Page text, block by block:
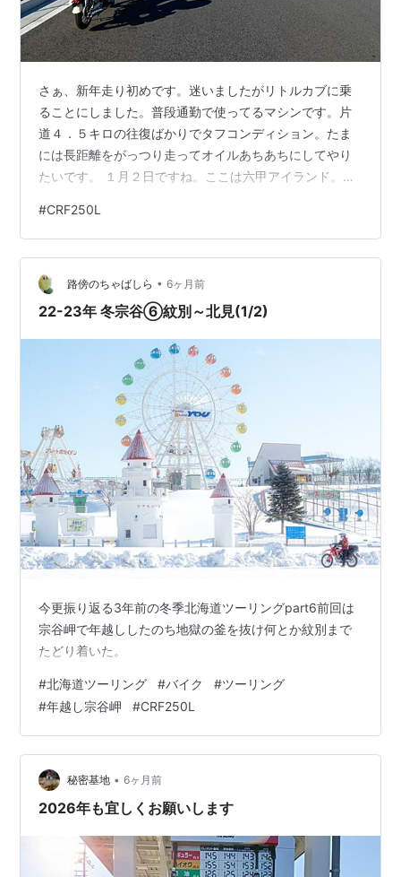
さぁ、新年走り初めです。迷いましたがリトルカブに乗
ることにしました。普段通勤で使ってるマシンです。片
道４．５キロの往復ばかりでタフコンディション。たま
には長距離をがっつり走ってオイルあちあちにしてやり
たいです。 １月２日ですね。ここは六甲アイランド。都
てつけの場所です。どうです？この閑散っぷり。 六甲ア
イランドの南端にやってきました。ここはバイク乗り入
れ禁止なので押して入ってね。どうです？このリゾート
感。 ベンチもゆったり。寝転がれる広さです。 チュロス
とあちあちの珈琲を準備してきました。珈琲はインスタ
#CRF250L
路傍のちゃばしら • 6ヶ月前
22-23年 冬宗谷⑥紋別～北見(1/2)
今更振り返る3年前の冬季北海道ツーリングpart6前回は
宗谷岬で年越ししたのち地獄の釜を抜け何とか紋別まで
たどり着いた。
#北海道ツーリング #バイク #ツーリング
#年越し宗谷岬 #CRF250L
秘密基地 • 6ヶ月前
2026年も宜しくお願いします